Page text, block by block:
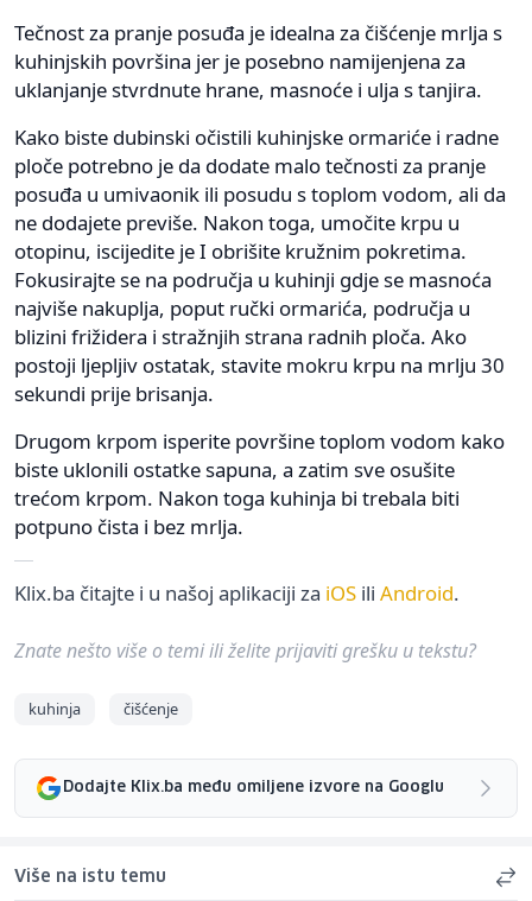
Tečnost za pranje posuđa je idealna za čišćenje mrlja s
kuhinjskih površina jer je posebno namijenjena za
uklanjanje stvrdnute hrane, masnoće i ulja s tanjira.
Kako biste dubinski očistili kuhinjske ormariće i radne
ploče potrebno je da dodate malo tečnosti za pranje
posuđa u umivaonik ili posudu s toplom vodom, ali da
ne dodajete previše. Nakon toga, umočite krpu u
otopinu, iscijedite je I obrišite kružnim pokretima.
Fokusirajte se na područja u kuhinji gdje se masnoća
najviše nakuplja, poput ručki ormarića, područja u
blizini frižidera i stražnjih strana radnih ploča. Ako
postoji ljepljiv ostatak, stavite mokru krpu na mrlju 30
sekundi prije brisanja.
Drugom krpom isperite površine toplom vodom kako
biste uklonili ostatke sapuna, a zatim sve osušite
trećom krpom. Nakon toga kuhinja bi trebala biti
potpuno čista i bez mrlja.
Klix.ba čitajte i u našoj aplikaciji za iOS ili Android.
Znate nešto više o temi ili želite prijaviti grešku u tekstu?
kuhinja čišćenje
Dodajte Klix.ba među omiljene izvore na Googlu
Više na istu temu